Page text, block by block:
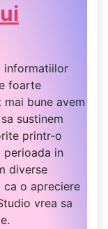
informatiilor
foarte
bune avem
sustinem
printr-o
perioada in
diverse
o apreciere
vrea sa